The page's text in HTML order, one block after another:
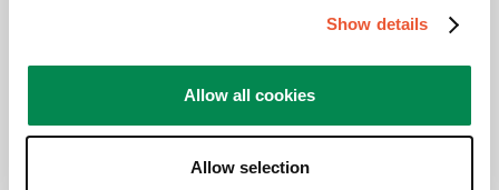
Show details
Allow all cookies
Allow selection